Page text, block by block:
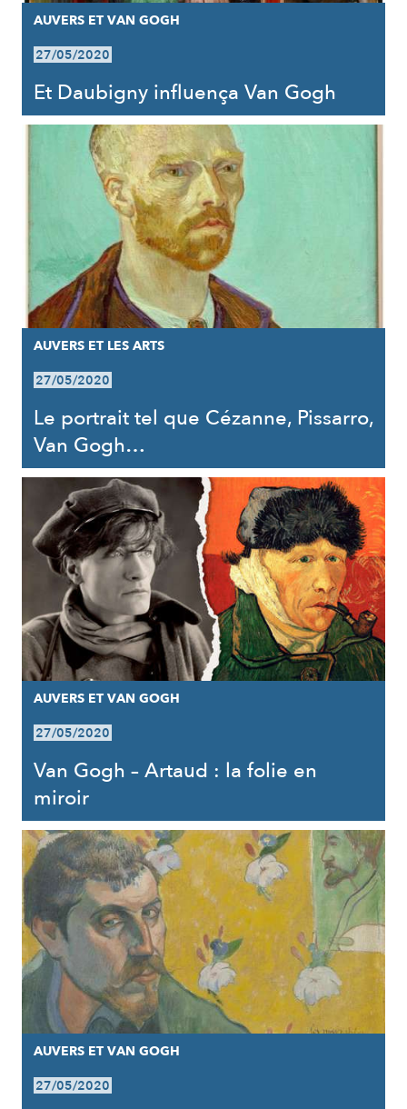
AUVERS ET VAN GOGH
27/05/2020
Et Daubigny influença Van Gogh
AUVERS ET LES ARTS
27/05/2020
Le portrait tel que Cézanne, Pissarro,
Van Gogh…
AUVERS ET VAN GOGH
27/05/2020
Van Gogh – Artaud : la folie en
miroir
AUVERS ET VAN GOGH
27/05/2020